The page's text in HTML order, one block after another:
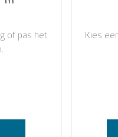
of pas het
Kies